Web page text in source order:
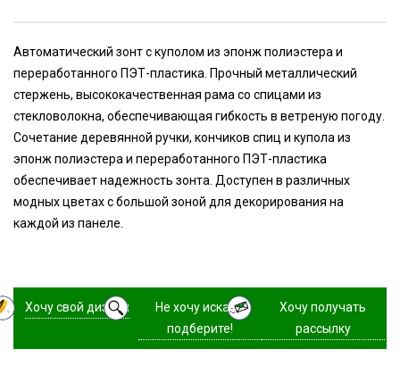
Автоматический зонт с куполом из эпонж полиэстера и
переработанного ПЭТ-пластика. Прочный металлический
стержень, высококачественная рама со спицами из
стекловолокна, обеспечивающая гибкость в ветреную погоду.
Сочетание деревянной ручки, кончиков спиц и купола из
эпонж полиэстера и переработанного ПЭТ-пластика
обеспечивает надежность зонта. Доступен в различных
модных цветах с большой зоной для декорирования на
каждой из панеле.
Хочу свой дизайн
Не хочу искать,
подберите!
Хочу получать
рассылку